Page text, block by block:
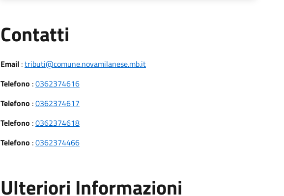
Contatti
Email:tributi@comune.novamilanese.mb.it
Telefono :0362374616
Telefono :0362374617
Telefono :0362374618
Telefono :0362374466
Ulteriori Informazioni